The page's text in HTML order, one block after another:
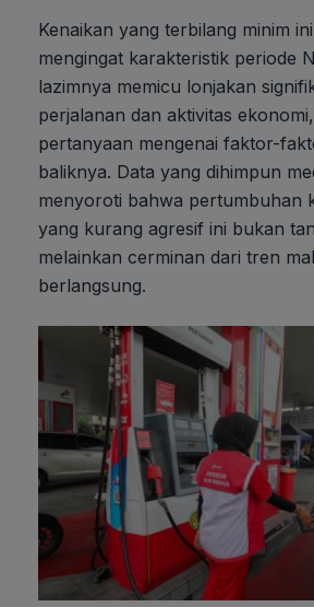
Kenaikan yang terbilang minim
mengingat karakteristik periode
lazimnya memicu lonjakan
perjalanan dan aktivitas
pertanyaan mengenai faktor-
baliknya. Data yang dihimpun
menyoroti bahwa pertumbuhan
yang kurang agresif ini bukan
melainkan cerminan dari tren
berlangsung.